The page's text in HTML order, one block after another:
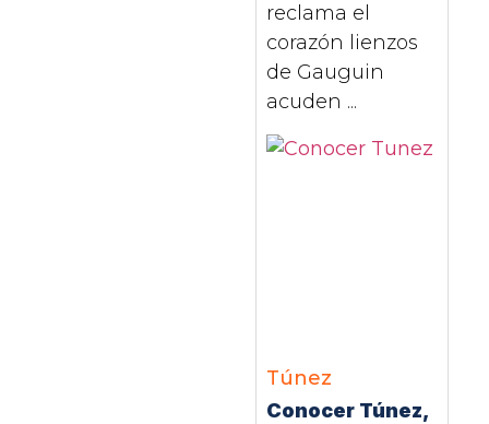
reclama el
corazón lienzos
de Gauguin
acuden ...
Túnez
Conocer Túnez,